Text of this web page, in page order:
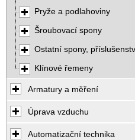
Pryže a podlahoviny
Šroubovací spony
Ostatní spony,
Klínové řemeny
Armatury a měření
Úprava vzduchu
Automatizační technika